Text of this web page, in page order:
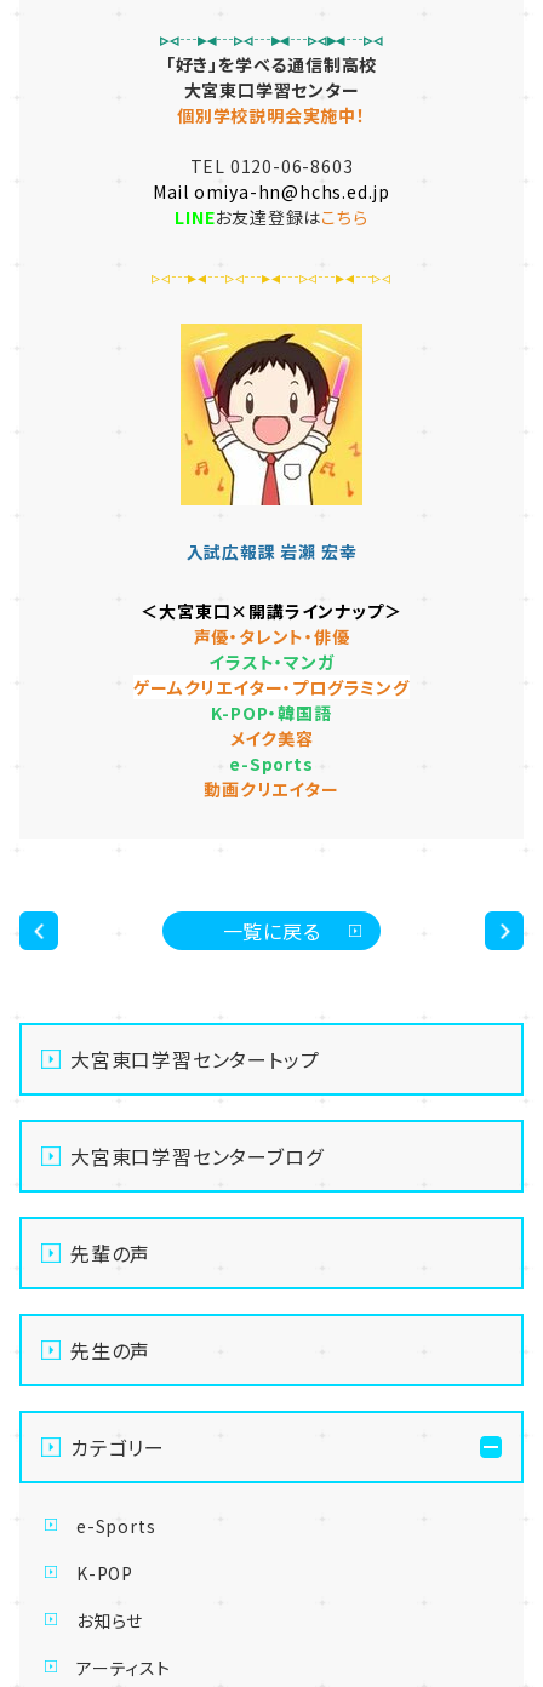
▹◃┄▸◂┄▹◃┄▸◂┄▹◃▸◂┄▹◃
「好き」を学べる通信制高校
大宮東口学習センター
個別学校説明会実施中！
TEL 0120-06-8603
Mail omiya-hn@hchs.ed.jp
LINEお友達登録はこちら
▹◃┄▸◂┄▹◃┄▸◂┄▹◃┄▸◂┄▹◃
入試広報課 岩瀨 宏幸
＜大宮東口×開講ラインナップ＞
声優・タレント・俳優
イラスト・マンガ
ゲームクリエイター・プログラミング
K-POP・韓国語
メイク美容
e-Sports
動画クリエイター
一覧に戻る
大宮東口学習センタートップ
大宮東口学習センターブログ
先輩の声
先生の声
カテゴリー
e-Sports
K-POP
お知らせ
アーティスト